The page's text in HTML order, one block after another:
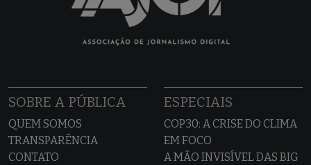
SOBRE A PÚBLICA
QUEM SOMOS
TRANSPARÊNCIA
CONTATO
ESPECIAIS
COP30: A CRISE DO CLIMA
EM FOCO
A MÃO INVISÍVEL DAS BIG